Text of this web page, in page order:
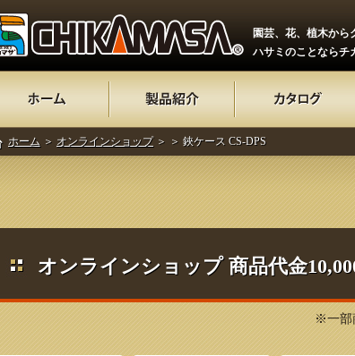
園芸、花、植木から
ハサミのことならチ
ホーム ＞ オンラインショップ＞ ＞ 鋏ケース CS-DPS
オンラインショップ 商品代金
※一部